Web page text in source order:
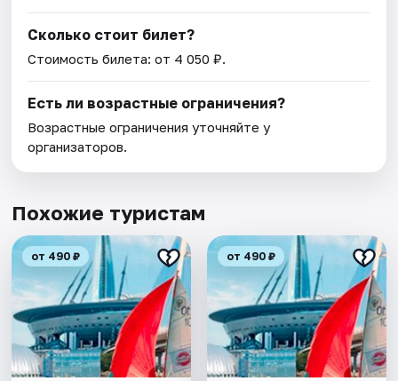
Сколько стоит билет?
Стоимость билета: от 4 050 ₽.
Есть ли возрастные ограничения?
Возрастные ограничения уточняйте у
организаторов.
Похожие туристам
от 490 ₽ от 490 ₽